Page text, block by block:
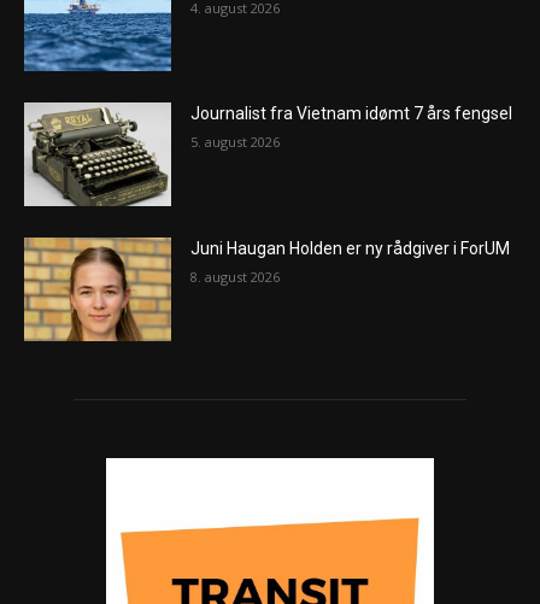
4. august 2026
Journalist fra Vietnam idømt 7 års fengsel
5. august 2026
Juni Haugan Holden er ny rådgiver i ForUM
8. august 2026